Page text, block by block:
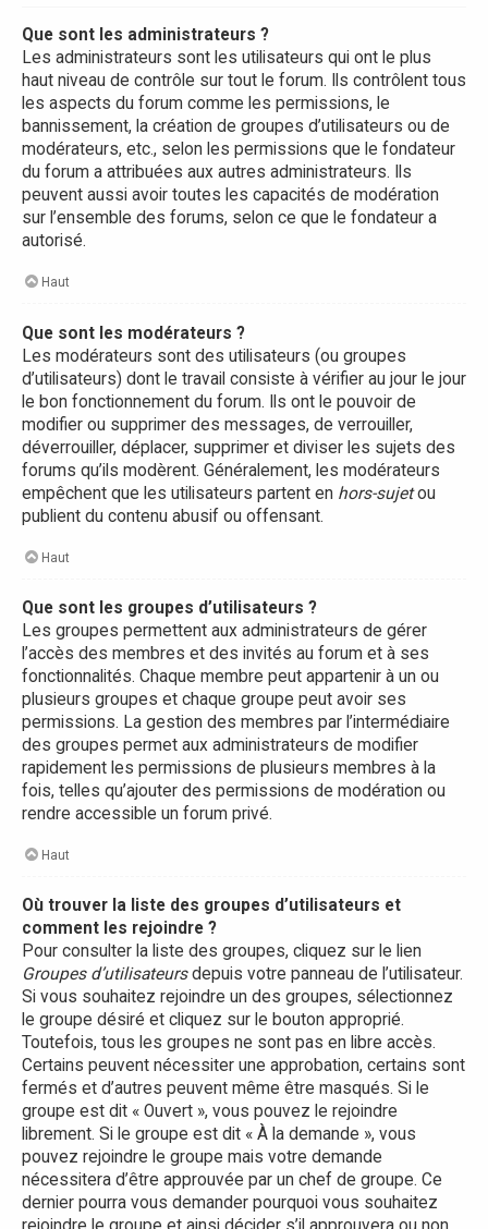
Que sont les administrateurs ?
Les administrateurs sont les utilisateurs qui ont le plus
haut niveau de contrôle sur tout le forum. Ils contrôlent tous
les aspects du forum comme les permissions, le
bannissement, la création de groupes d’utilisateurs ou de
modérateurs, etc., selon les permissions que le fondateur
du forum a attribuées aux autres administrateurs. Ils
peuvent aussi avoir toutes les capacités de modération
sur l’ensemble des forums, selon ce que le fondateur a
autorisé.
Haut
Que sont les modérateurs ?
Les modérateurs sont des utilisateurs (ou groupes
d’utilisateurs) dont le travail consiste à vérifier au jour le jour
le bon fonctionnement du forum. Ils ont le pouvoir de
modifier ou supprimer des messages, de verrouiller,
déverrouiller, déplacer, supprimer et diviser les sujets des
forums qu’ils modèrent. Généralement, les modérateurs
empêchent que les utilisateurs partent en hors-sujetou
publient du contenu abusif ou offensant.
Haut
Que sont les groupes d’utilisateurs ?
Les groupes permettent aux administrateurs de gérer
l’accès des membres et des invités au forum et à ses
fonctionnalités. Chaque membre peut appartenir à un ou
plusieurs groupes et chaque groupe peut avoir ses
permissions. La gestion des membres par l’intermédiaire
des groupes permet aux administrateurs de modifier
rapidement les permissions de plusieurs membres à la
fois, telles qu’ajouter des permissions de modération ou
rendre accessible un forum privé.
Haut
Où trouver la liste des groupes d’utilisateurs et
comment les rejoindre ?
Pour consulter la liste des groupes, cliquez sur le lien
Groupes d’utilisateursdepuis votre panneau de l’utilisateur.
Si vous souhaitez rejoindre un des groupes, sélectionnez
le groupe désiré et cliquez sur le bouton approprié.
Toutefois, tous les groupes ne sont pas en libre accès.
Certains peuvent nécessiter une approbation, certains sont
fermés et d’autres peuvent même être masqués. Si le
groupe est dit « Ouvert », vous pouvez le rejoindre
librement. Si le groupe est dit « À la demande », vous
pouvez rejoindre le groupe mais votre demande
nécessitera d’être approuvée par un chef de groupe. Ce
dernier pourra vous demander pourquoi vous souhaitez